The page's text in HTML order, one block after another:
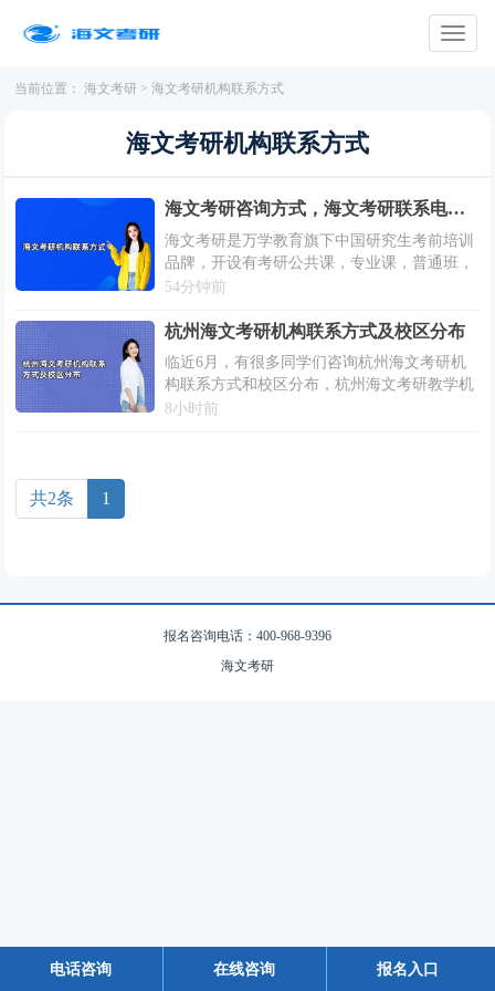
当前位置：海文考研 > 海文考研机构联系方式
海文考研机构联系方式
海文考研咨询方式，海文考研联系电话是多少？
海文考研是万学教育旗下中国研究生考前培训
品牌，开设有考研公共课，专业课，普通班，
钻石卡等多个专业培训班，这里的授课老师经
试的高分。那么海文考研有哪些联系方式？海
54分钟前
杭州海文考研机构联系方式及校区分布
临近6月，有很多同学们咨询杭州海文考研机
构联系方式和校区分布，杭州海文考研教学机
构为同学们提供了不同种类的暑假考研班，半
8小时前
共2条 1
报名咨询电话：400-968-9396
海文考研
电话咨询 在线咨询 报名入口